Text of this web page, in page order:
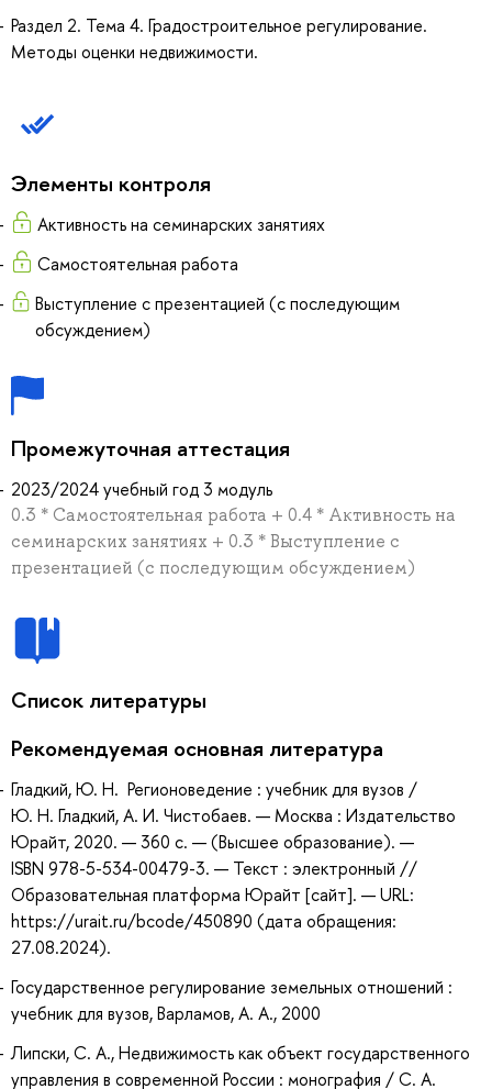
Раздел 2. Тема 4. Градостроительное регулирование.
Методы оценки недвижимости.
Элементы контроля
Активность на семинарских занятиях
Самостоятельная работа
Выступление с презентацией (с последующим
обсуждением)
Промежуточная аттестация
2023/2024 учебный год 3 модуль
0.3 * Самостоятельная работа + 0.4 * Активность на
семинарских занятиях + 0.3 * Выступление с
презентацией (с последующим обсуждением)
Список литературы
Рекомендуемая основная литература
Гладкий, Ю. Н. Регионоведение : учебник для вузов /
Ю. Н. Гладкий, А. И. Чистобаев. — Москва : Издательство
Юрайт, 2020. — 360 с. — (Высшее образование). —
ISBN 978-5-534-00479-3. — Текст : электронный //
Образовательная платформа Юрайт [сайт]. — URL:
https://urait.ru/bcode/450890 (дата обращения:
27.08.2024).
Государственное регулирование земельных отношений :
учебник для вузов, Варламов, А. А., 2000
Липски, С. А., Недвижимость как объект государственного
управления в современной России : монография / С. А.